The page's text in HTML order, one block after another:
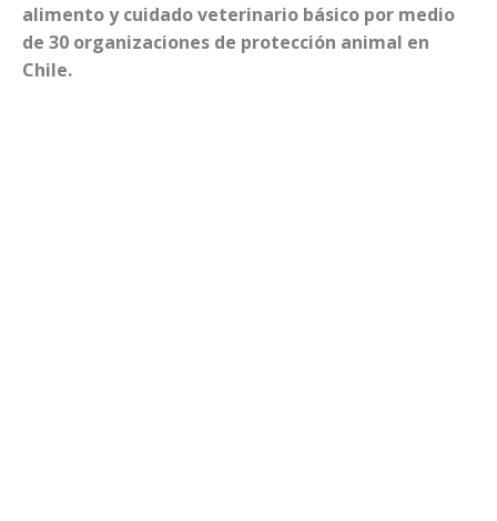
alimento y cuidado veterinario básico por medio
de 30 organizaciones de protección animal en
Chile.